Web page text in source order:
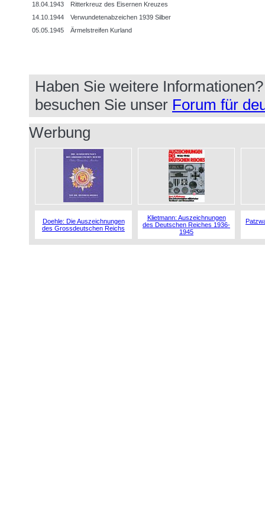
18.04.1943
Ritterkreuz des Eisernen Kreuzes
14.10.1944
Verwundetenabzeichen 1939 Silber
05.05.1945
Ärmelstreifen Kurland
Haben Sie weitere
besuchen Sie unser Forum für
Werbung
Doehle: Die Auszeichnungen
des Grossdeutschen Reichs
Klietmann: Auszeichnungen
des Deutschen Reiches 1936-
1945